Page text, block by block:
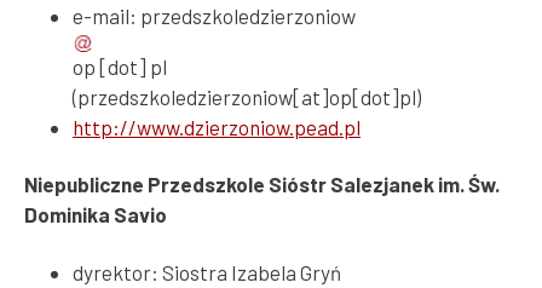
e-mail: przedszkoledzierzoniow
op [dot] pl
(przedszkoledzierzoniow[at]op[dot]pl)
http://www.dzierzoniow.pead.pl
Niepubliczne Przedszkole Sióstr Salezjanek im. Św.
Dominika Savio
dyrektor: Siostra Izabela Gryń